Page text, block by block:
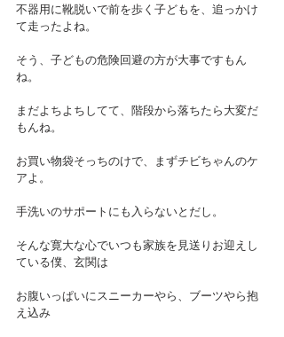
不器用に靴脱いで前を歩く子どもを、追っかけ
て走ったよね。
そう、子どもの危険回避の方が大事ですもん
ね。
まだよちよちしてて、階段から落ちたら大変だ
もんね。
お買い物袋そっちのけで、まずチビちゃんのケ
アよ。
手洗いのサポートにも入らないとだし。
そんな寛大な心でいつも家族を見送りお迎えし
ている僕、玄関は
お腹いっぱいにスニーカーやら、ブーツやら抱
え込み